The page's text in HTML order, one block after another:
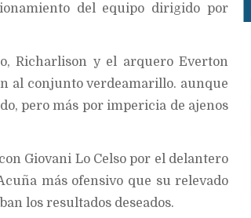
del equipo dirigido por
Richarlison y el arquero Everton
al conjunto verdeamarillo. aunque
pero más por impericia de ajenos
Giovani Lo Celso por el delantero
más ofensivo que su relevado
los resultados deseados.